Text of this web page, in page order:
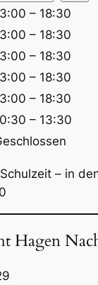
– 18:30
– 18:30
– 18:30
– 18:30
– 18:30
– 13:30
– in
Hagen